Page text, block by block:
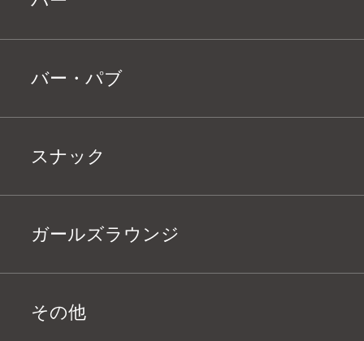
バー・パブ
スナック
ガールズラウンジ
その他